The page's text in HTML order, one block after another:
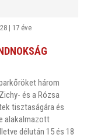
| 17 éve
három
és a Rózsa
tisztaságára és
alakalmazott
délután 15 és 18